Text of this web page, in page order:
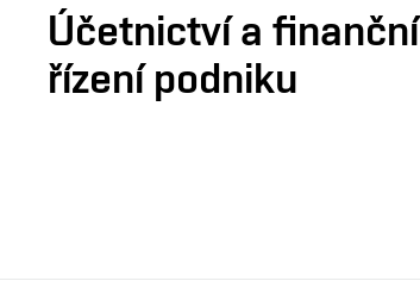
Účetnictví a finanční
řízení podniku